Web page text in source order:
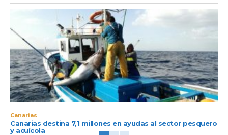
Canarias
Canarias destina 7,1 millones en ayudas al sector pesquero
y acuícola